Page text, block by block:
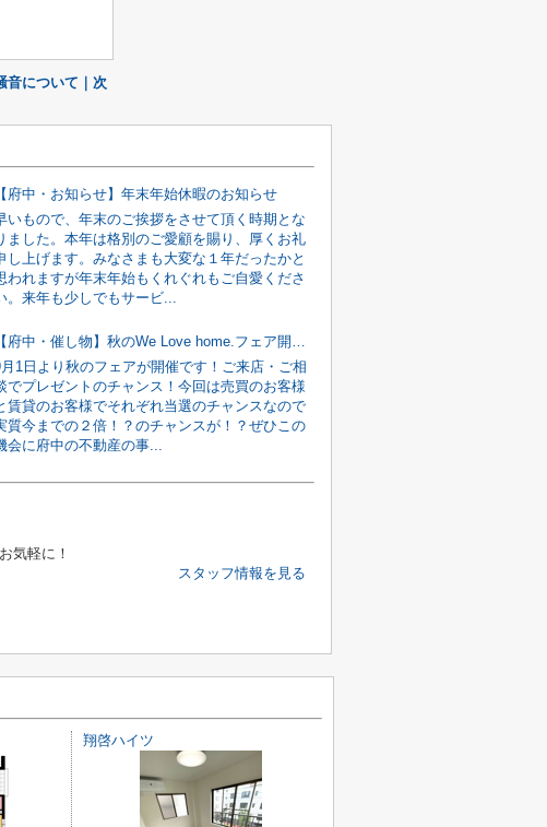
音について｜次
【府中・お知らせ】年末年始休暇のお知らせ
いもので、年末のご挨拶をさせて頂く時期とな
ました。本年は格別のご愛顧を賜り、厚くお礼
し上げます。みなさまも大変な１年だったかと
われますが年末年始もくれぐれもご自愛くださ
。来年も少しでもサービ...
【府中・催し物】秋のWe Love home.フェア開催です
1日より秋のフェアが開催です！ご来店・ご相
でプレゼントのチャンス！今回は売買のお客様
賃貸のお客様でそれぞれ当選のチャンスなので
質今までの２倍！？のチャンスが！？ぜひこの
会に府中の不動産の事...
気軽に！
スタッフ情報を見る
翔啓ハイツ